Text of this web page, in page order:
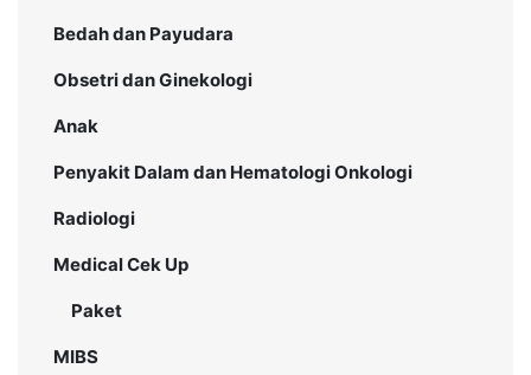
Bedah dan Payudara
Obsetri dan Ginekologi
Anak
Penyakit Dalam dan Hematologi Onkologi
Radiologi
Medical Cek Up
Paket
MIBS